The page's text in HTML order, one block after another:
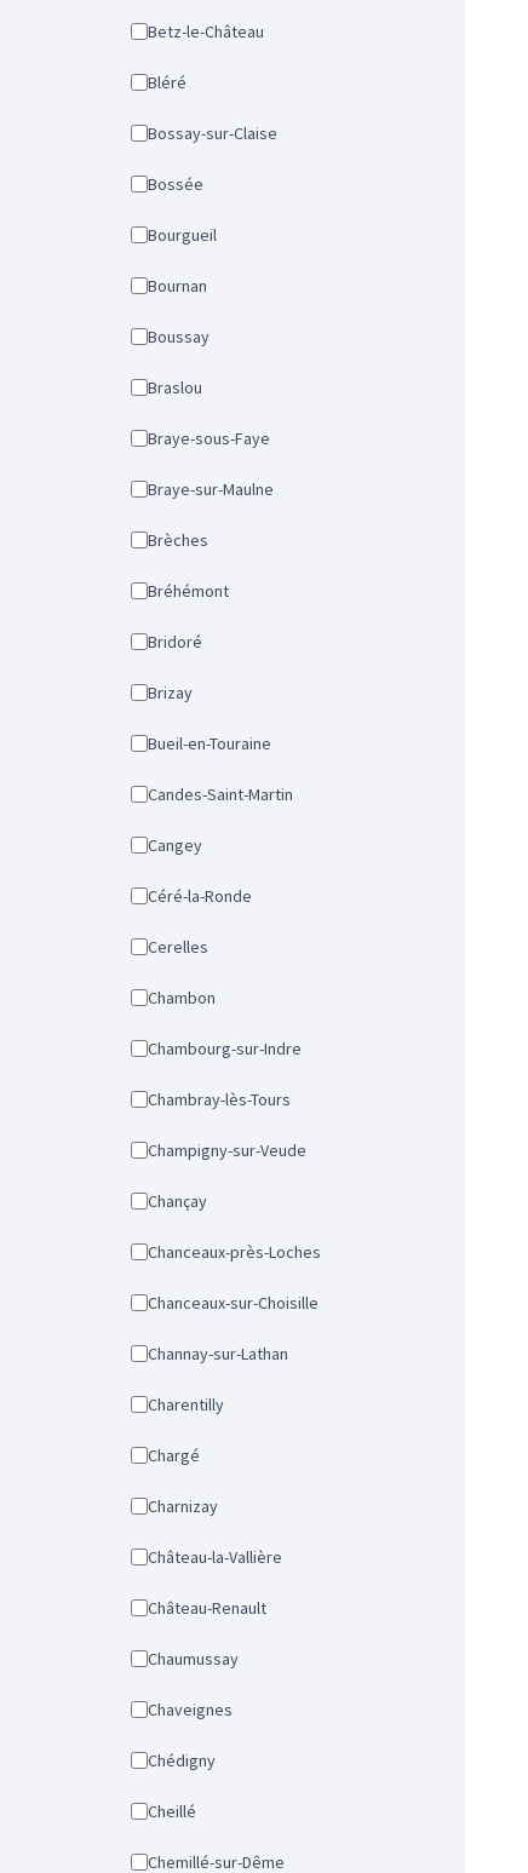
Betz-le-Château
Bléré
Bossay-sur-Claise
Bossée
Bourgueil
Bournan
Boussay
Braslou
Braye-sous-Faye
Braye-sur-Maulne
Brèches
Bréhémont
Bridoré
Brizay
Bueil-en-Touraine
Candes-Saint-Martin
Cangey
Céré-la-Ronde
Cerelles
Chambon
Chambourg-sur-Indre
Chambray-lès-Tours
Champigny-sur-Veude
Chançay
Chanceaux-près-Loches
Chanceaux-sur-Choisille
Channay-sur-Lathan
Charentilly
Chargé
Charnizay
Château-la-Vallière
Château-Renault
Chaumussay
Chaveignes
Chédigny
Cheillé
Chemillé-sur-Dême